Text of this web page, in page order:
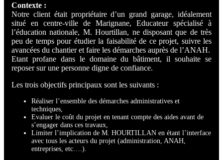
Contexte :
Notre client était propriétaire d’un grand garage, idéalement
situé en centre-ville de Marignane, Educateur spécialisé à
l’éducation nationale, M. Hourtillan, ne disposant que de très
peu de temps pour étudier la faisabilité de ce projet, suivre les
avancées du chantier et faire les démarches auprès de l’ANAH.
Etant profane dans le domaine du bâtiment, il souhaite se
reposer sur une personne digne de confiance.
Les trois objectifs principaux sont les suivants :
Réaliser l’ensemble des démarches administratives et
techniques,
Evaluer le coût du projet en tenant compte des aides avant de
s’engager dans ces travaux,
Limiter l’implication de M. HOURTILLAN en étant l’interface
avec tous les acteurs du projet (administration, ANAH,
entreprises, etc….).